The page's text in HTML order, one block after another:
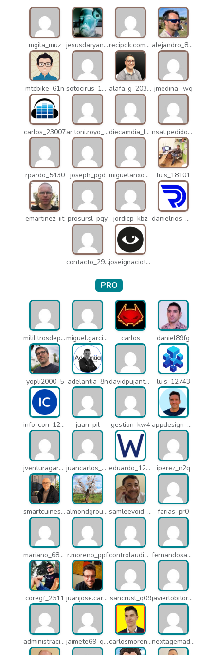
mgila_muz jesusdaryanani_mko recipok.com_n5u alejandro_8931
mtcbike_61n sotocirus_11872 alafa.ig_20338 jmedina_jwq
carlos_23007 antoni.royo_10023 diecamdia_l27 nsat.pedidos_1235
rpardo_5430 joseph_pgd miguelanxogomez_21982 luis_18101
emartinez_iit prosursl_pqy jordicp_kbz danielrios_mqb
contacto_2906 joseignaciot_q66
PRO
mililitrosdeperfume_lao miguel.garcia_l25 carlos daniel89fg
yopli2000_5 adelantia_8n davidpujantelopez_mrf luis_12743
info-con_12812 juan_pil gestion_kw4 appdesign_pbe
jventuragarcia_13040 juancarlos_ptr eduardo_12367 iperez_n2q
smartcuines_1378 almondgroup1984_pjc samleevoid_n58 farias_pr0
mariano_6807 r.moreno_ppf controlaudiovisual_1875 fernandosanche_q11
coregf_2511 juanjose.carmona_182 sancrusl_q09 javierlobitort_pz2
administracion_q24 jaimete69_q26 carlosmorenogil_16533 nextagemadrid_lpj